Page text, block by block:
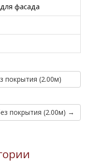
фасада
покрытия (2.00м)
покрытия (2.00м) →